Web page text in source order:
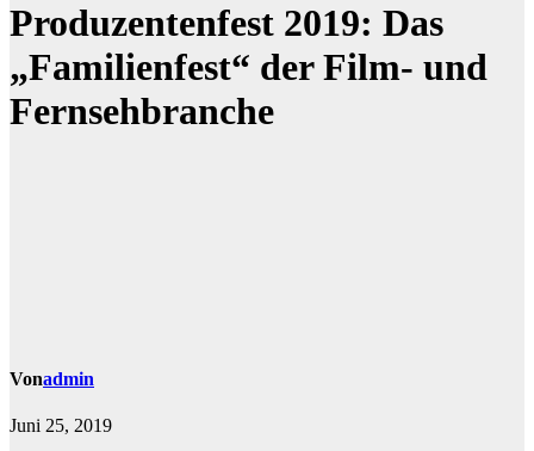
Produzentenfest 2019: Das
„Familienfest“ der Film- und
Fernsehbranche
Vonadmin
Juni 25, 2019